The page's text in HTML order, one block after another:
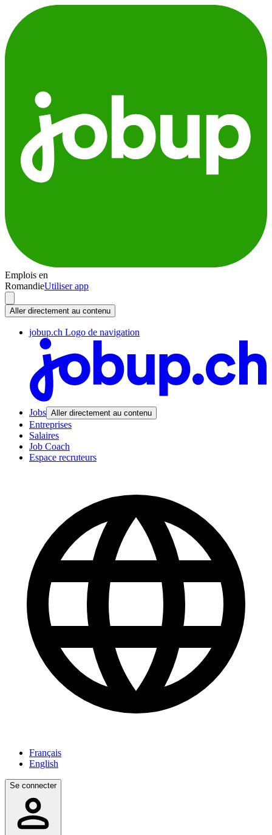
Emplois en
RomandieUtiliser app
Aller directement au contenu
jobup.ch Logo de navigation
Jobs Aller directement au contenu
Entreprises
Salaires
Job Coach
Espace recruteurs
Français
English
Se connecter